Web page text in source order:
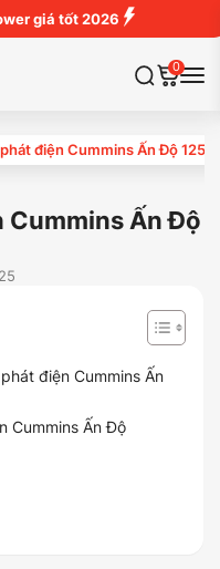
giá tốt 2026
0
điện Cummins Ấn Độ
Cummins Ấn Độ
điện Cummins Ấn
Cummins Ấn Độ